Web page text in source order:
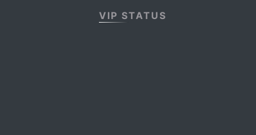
VIP STATUS